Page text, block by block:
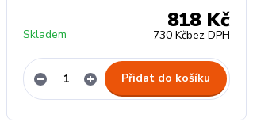
818 Kč
730 Kčbez DPH
Skladem
Přidat do košíku